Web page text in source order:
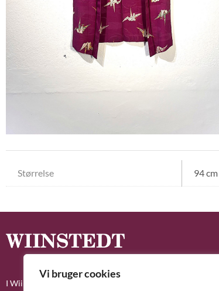
Vi bruger cookies
Størrelse 94 cm
I Wiinstedt Kunstgalleri kan du opleve nogle af alle de